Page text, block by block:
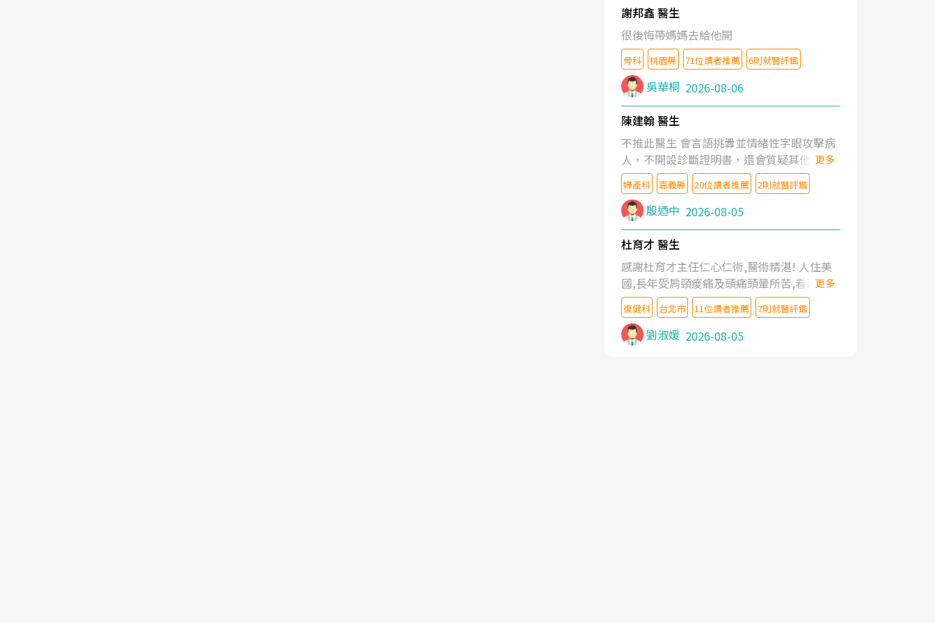
謝邦鑫 醫生
很後悔帶媽媽去給他開
骨科 桃園縣 71位讀者推薦 6則就醫評鑑
吳華桐 2026-08-06
陳建翰 醫生
不推此醫生 會言語挑釁並情緒性字眼攻擊病
人，不開設診斷證明書，還會質疑其他醫生
的判斷！
更多
婦產科 嘉義縣 20位讀者推薦 2則就醫評鑑
殷迺中 2026-08-05
杜育才 醫生
感謝杜育才主任仁心仁術,醫術精湛! 人住美
國,長年受肩頸痠痛及頭痛頭暈所苦,看遍名醫
教授,做了各種檢查,也嘗試過西醫打針,中醫
針灸及物理徒手治療都沒有用,後來連吃到嗎
啡類止痛藥都效果有限,只是壓症狀,沒多久就
痛起來,多年失眠嚴重影響生活品質. 台灣親
更多
復健科 台北市 11位讀者推薦 7則就醫評鑑
劉淑媛 2026-08-05